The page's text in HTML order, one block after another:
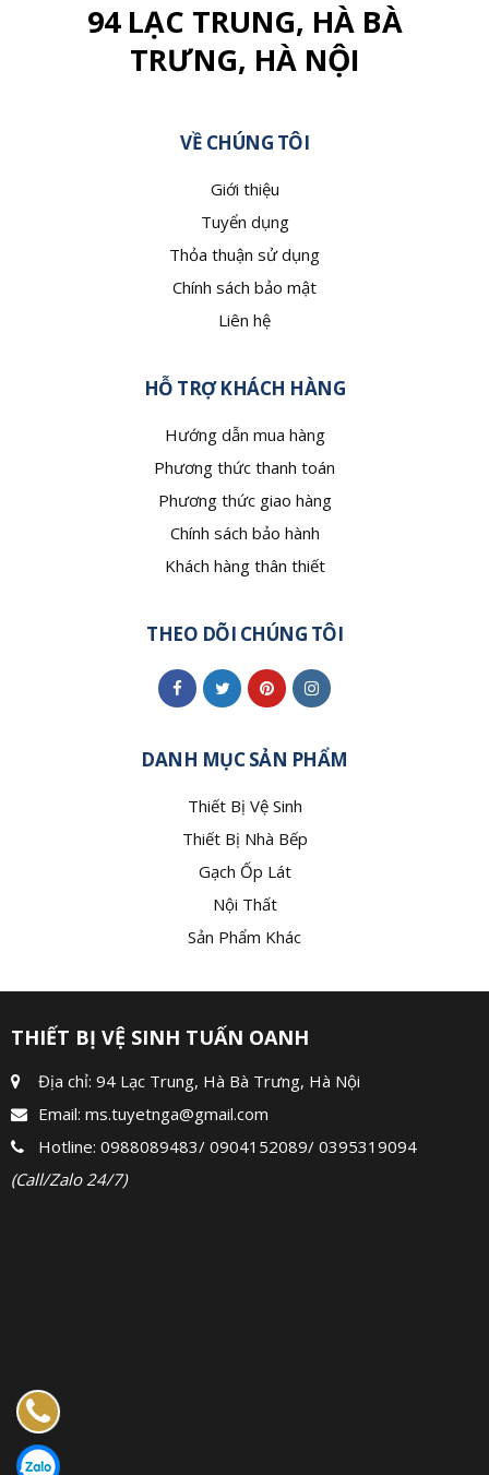
94 LẠC TRUNG, HÀ BÀ
TRƯNG, HÀ NỘI
VỀ CHÚNG TÔI
Giới thiệu
Tuyển dụng
Thỏa thuận sử dụng
Chính sách bảo mật
Liên hệ
HỖ TRỢ KHÁCH HÀNG
Hướng dẫn mua hàng
Phương thức thanh toán
Phương thức giao hàng
Chính sách bảo hành
Khách hàng thân thiết
THEO DÕI CHÚNG TÔI
DANH MỤC SẢN PHẨM
Thiết Bị Vệ Sinh
Thiết Bị Nhà Bếp
Gạch Ốp Lát
Nội Thất
Sản Phẩm Khác
THIẾT BỊ VỆ SINH TUẤN OANH
Địa chỉ: 94 Lạc Trung, Hà Bà Trưng, Hà Nội
Email: ms.tuyetnga@gmail.com
Hotline: 0988089483/ 0904152089/ 0395319094
(Call/Zalo 24/7)